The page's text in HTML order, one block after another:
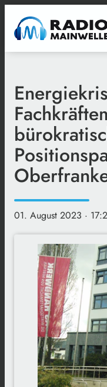
01. August 2023 ·